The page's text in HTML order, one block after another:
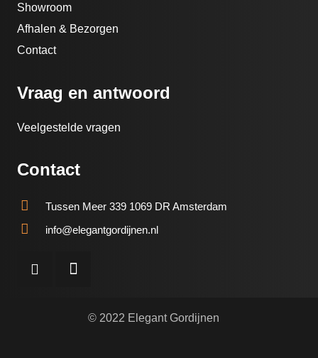
Showroom
Afhalen & Bezorgen
Contact
Vraag en antwoord
Veelgestelde vragen
Contact
Tussen Meer 339 1069 DR Amsterdam
info@elegantgordijnen.nl
© 2022 Elegant Gordijnen